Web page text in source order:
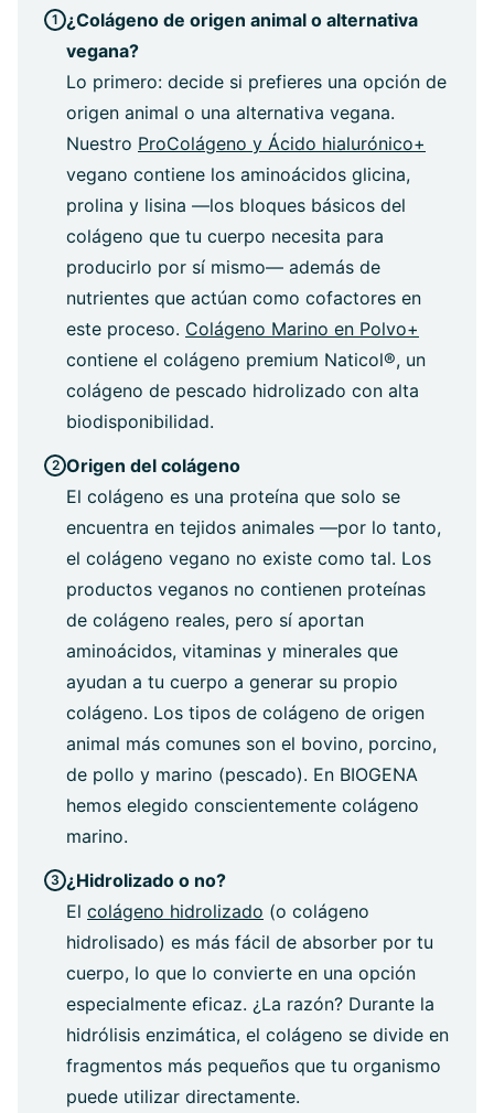
¿Colágeno de origen animal o alternativa
vegana?
Lo primero: decide si prefieres una opción de
origen animal o una alternativa vegana.
Nuestro ProColágeno y Ácido hialurónico+
vegano contiene los aminoácidos glicina,
prolina y lisina —los bloques básicos del
colágeno que tu cuerpo necesita para
producirlo por sí mismo— además de
nutrientes que actúan como cofactores en
este proceso. Colágeno Marino en Polvo+
contiene el colágeno premium Naticol®, un
colágeno de pescado hidrolizado con alta
biodisponibilidad.
Origen del colágeno
El colágeno es una proteína que solo se
encuentra en tejidos animales —por lo tanto,
el colágeno vegano no existe como tal. Los
productos veganos no contienen proteínas
de colágeno reales, pero sí aportan
aminoácidos, vitaminas y minerales que
ayudan a tu cuerpo a generar su propio
colágeno. Los tipos de colágeno de origen
animal más comunes son el bovino, porcino,
de pollo y marino (pescado). En BIOGENA
hemos elegido conscientemente colágeno
marino.
¿Hidrolizado o no?
El colágeno hidrolizado (o colágeno
hidrolisado) es más fácil de absorber por tu
cuerpo, lo que lo convierte en una opción
especialmente eficaz. ¿La razón? Durante la
hidrólisis enzimática, el colágeno se divide en
fragmentos más pequeños que tu organismo
puede utilizar directamente.